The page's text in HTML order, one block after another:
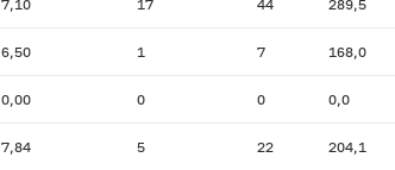
7,10 17 44 289,5
6,50 1 7 168,0
0,00 0 0 0,0
7,84 5 22 204,1